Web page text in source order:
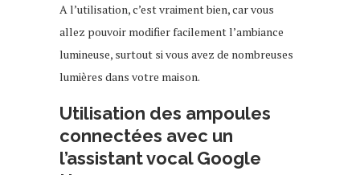
A l’utilisation, c’est vraiment bien, car vous
allez pouvoir modifier facilement l’ambiance
lumineuse, surtout si vous avez de nombreuses
lumières dans votre maison.
Utilisation des ampoules
connectées avec un
l’assistant vocal Google